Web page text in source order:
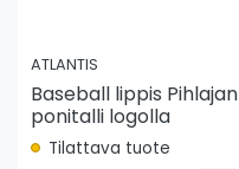
ATLANTIS
Baseball lippis Pihlajan
ponitalli logolla
Tilattava tuote